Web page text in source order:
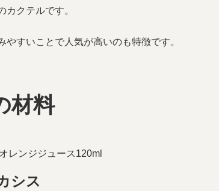
カクテルです。
すいことで人気が高いのも特徴です。
材料
レンジジュース120ml
シス